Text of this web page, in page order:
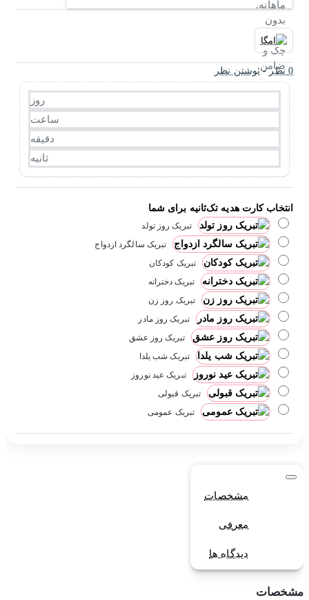
0 نظر - نوشتن نظر
روز
ساعت
دقیقه
ثانیه
انتخاب کارت هدیه تک‌ثانیه برای شما
تبریک روز تولد
تبریک سالگرد ازدواج
تبریک کودکان
تبریک دخترانه
تبریک روز زن
تبریک روز مادر
تبریک روز عشق
تبریک شب یلدا
تبریک عید نوروز
تبریک قبولی
تبریک عمومی
مشخصات
معرفی
دیدگاه ها
مشخصات